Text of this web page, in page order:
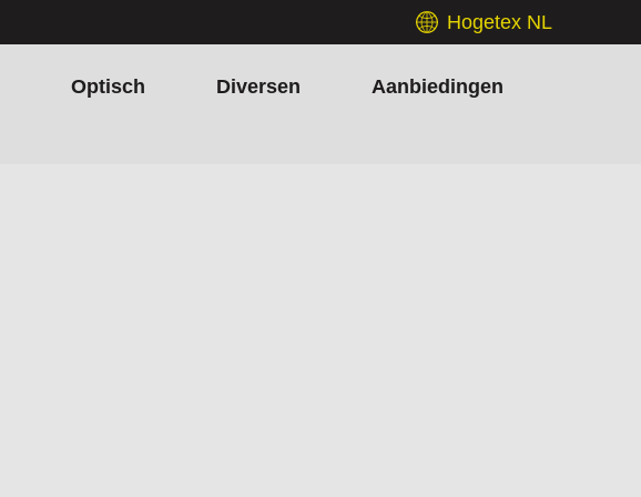
Hogetex NL
Optisch Diversen Aanbiedingen